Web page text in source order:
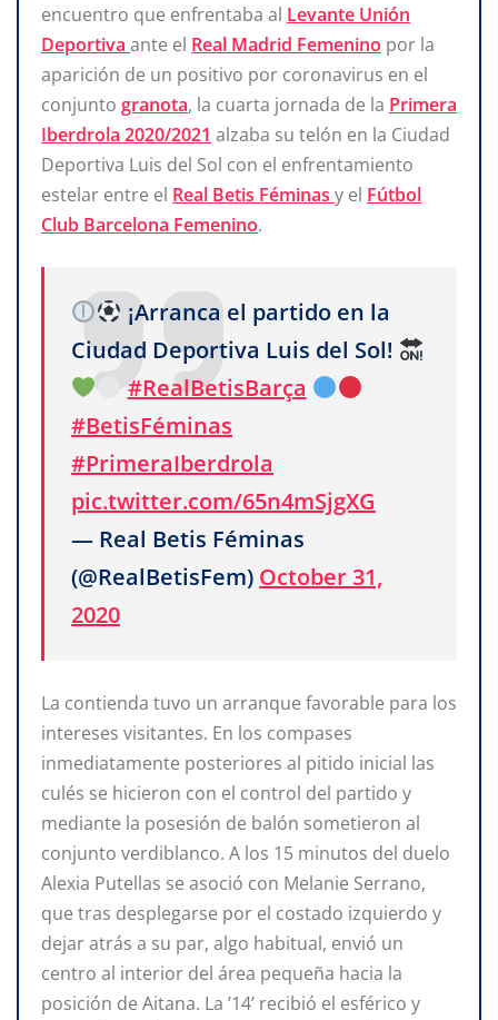
encuentro que enfrentaba al Levante Unión
Deportiva ante el Real Madrid Femenino por la
aparición de un positivo por coronavirus en el
conjunto granota, la cuarta jornada de la Primera
Iberdrola 2020/2021 alzaba su telón en la Ciudad
Deportiva Luis del Sol con el enfrentamiento
estelar entre el Real Betis Féminas y el Fútbol
Club Barcelona Femenino.
¡Arranca el partido en la
Ciudad Deportiva Luis del Sol!
#RealBetisBarça
#BetisFéminas
#PrimeraIberdrola
pic.twitter.com/65n4mSjgXG
— Real Betis Féminas
(@RealBetisFem) October 31,
2020
La contienda tuvo un arranque favorable para los
intereses visitantes. En los compases
inmediatamente posteriores al pitido inicial las
culés se hicieron con el control del partido y
mediante la posesión de balón sometieron al
conjunto verdiblanco. A los 15 minutos del duelo
Alexia Putellas se asoció con Melanie Serrano,
que tras desplegarse por el costado izquierdo y
dejar atrás a su par, algo habitual, envió un
centro al interior del área pequeña hacia la
posición de Aitana. La ’14’ recibió el esférico y